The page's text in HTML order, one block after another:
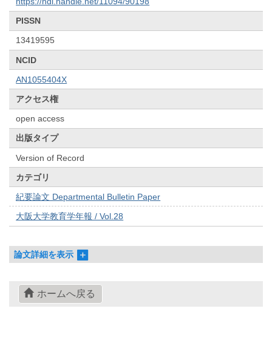
PISSN
13419595
NCID
AN1055404X
アクセス権
open access
出版タイプ
Version of Record
カテゴリ
紀要論文 Departmental Bulletin Paper
大阪大学教育学年報 / Vol.28
論文詳細を表示
ホームへ戻る